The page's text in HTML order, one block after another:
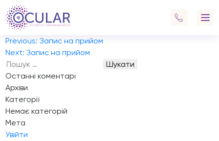
Запис на прийом
Хочу записатися на обстеження та консультацію
Салюкова Артема щодо можливих варіантів корекції
Навігація
записів
Previous: Запис на прийом
Next: Запис на прийом
Пошук:
Останні коментарі
Архіви
Категорії
Немає категорій
Мета
Увійти